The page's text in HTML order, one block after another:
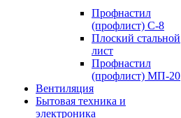
Профнастил
(профлист) С-8
Плоский стальной
лист
Профнастил
(профлист) МП-20
Вентиляция
Бытовая техника и
электроника